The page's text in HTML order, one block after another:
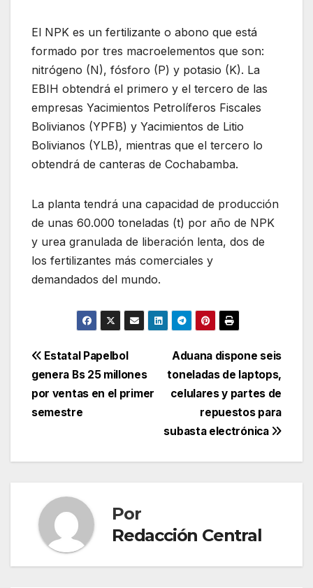
El NPK es un fertilizante o abono que está
formado por tres macroelementos que son:
nitrógeno (N), fósforo (P) y potasio (K). La
EBIH obtendrá el primero y el tercero de las
empresas Yacimientos Petrolíferos Fiscales
Bolivianos (YPFB) y Yacimientos de Litio
Bolivianos (YLB), mientras que el tercero lo
obtendrá de canteras de Cochabamba.
La planta tendrá una capacidad de producción
de unas 60.000 toneladas (t) por año de NPK
y urea granulada de liberación lenta, dos de
los fertilizantes más comerciales y
demandados del mundo.
Navegación
de
entradas
Aduana dispone seis
toneladas de laptops,
celulares y partes de
repuestos para
subasta electrónica
Estatal Papelbol
genera Bs 25 millones
por ventas en el primer
semestre
Por
Redacción Central